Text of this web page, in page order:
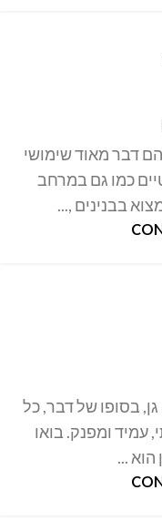
דבר מאוד שימושי
כמו גם במרחב
בבנינים ,...
בסופו של דבר, כל
עמיד ומפנק. בואו
הוא ...